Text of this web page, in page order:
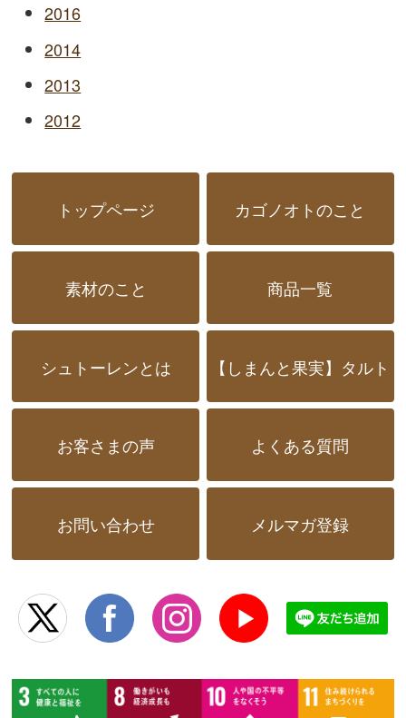
2016
2014
2013
2012
トップページ カゴノオトのこと
素材のこと 商品一覧
シュトーレンとは 【しまんと果実】タルト
お客さまの声 よくある質問
お問い合わせ メルマガ登録